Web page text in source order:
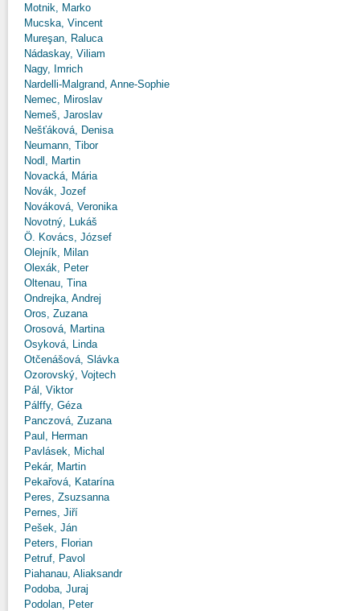
Motnik, Marko
Mucska, Vincent
Mureşan, Raluca
Nádaskay, Viliam
Nagy, Imrich
Nardelli-Malgrand, Anne-Sophie
Nemec, Miroslav
Nemeš, Jaroslav
Nešťáková, Denisa
Neumann, Tibor
Nodl, Martin
Novacká, Mária
Novák, Jozef
Nováková, Veronika
Novotný, Lukáš
Ö. Kovács, József
Olejník, Milan
Olexák, Peter
Oltenau, Tina
Ondrejka, Andrej
Oros, Zuzana
Orosová, Martina
Osyková, Linda
Otčenášová, Slávka
Ozorovský, Vojtech
Pál, Viktor
Pálffy, Géza
Panczová, Zuzana
Paul, Herman
Pavlásek, Michal
Pekár, Martin
Pekařová, Katarína
Peres, Zsuzsanna
Pernes, Jiří
Pešek, Ján
Peters, Florian
Petruf, Pavol
Piahanau, Aliaksandr
Podoba, Juraj
Podolan, Peter